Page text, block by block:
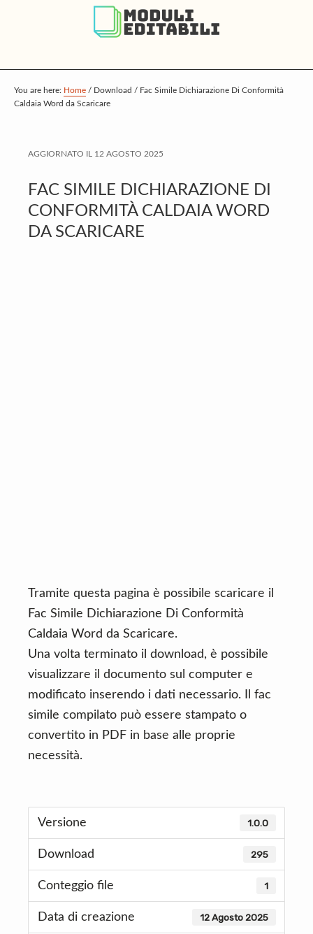
p
t
a
n
c
o
p
t
r
m
a
r
p
t
o
t
e
r
You are here: Home / Download / Fac Simile Dichiarazione Di Conformità
Caldaia Word da Scaricare
AGGIORNATO IL 12 AGOSTO 2025
FAC SIMILE DICHIARAZIONE DI
CONFORMITÀ CALDAIA WORD
DA SCARICARE
Tramite questa pagina è possibile scaricare il
Fac Simile Dichiarazione Di Conformità
Caldaia Word da Scaricare.
Una volta terminato il download, è possibile
visualizzare il documento sul computer e
modificato inserendo i dati necessario. Il fac
simile compilato può essere stampato o
convertito in PDF in base alle proprie
necessità.
Versione 1.0.0
Download 295
Conteggio file 1
Data di creazione 12 Agosto 2025